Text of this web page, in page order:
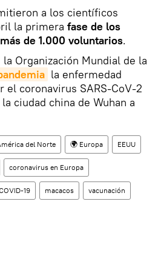
a los científicos
la primera fase de los
de 1.000 voluntarios.
la Organización Mundial de la
la enfermedad
el coronavirus SARS-CoV-2
ciudad china de Wuhan a
del Norte 🌍 Europa EEUU
coronavirus en Europa
19 macacos vacunación